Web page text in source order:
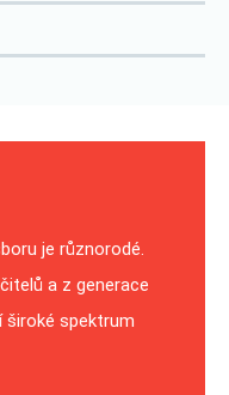
je různorodé.
a z generace
široké spektrum